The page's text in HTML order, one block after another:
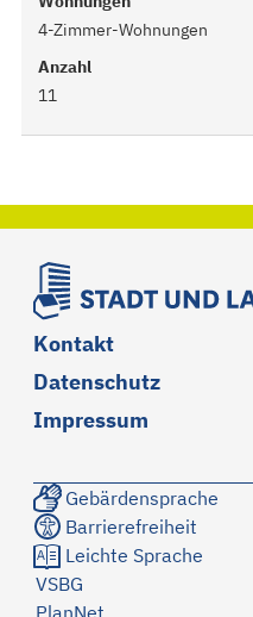
4-Zimmer-Wohnungen
Anzahl
11
Kontakt
Datenschutz
Impressum
Gebärdensprache
Barrierefreiheit
Leichte Sprache
VSBG
PlanNet